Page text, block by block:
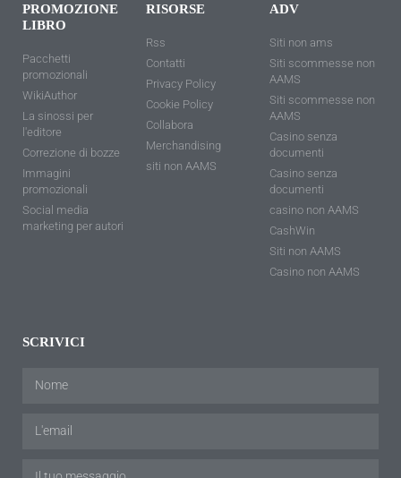
PROMOZIONE
LIBRO
Pacchetti
promozionali
WikiAuthor
La sinossi per
l'editore
Correzione di bozze
Immagini
promozionali
Social media
marketing per autori
RISORSE
Rss
Contatti
Privacy Policy
Cookie Policy
Collabora
Merchandising
siti non AAMS
ADV
Siti non ams
Siti scommesse non
AAMS
Siti scommesse non
AAMS
Casino senza
documenti
Casino senza
documenti
casino non AAMS
CashWin
Siti non AAMS
Casino non AAMS
SCRIVICI